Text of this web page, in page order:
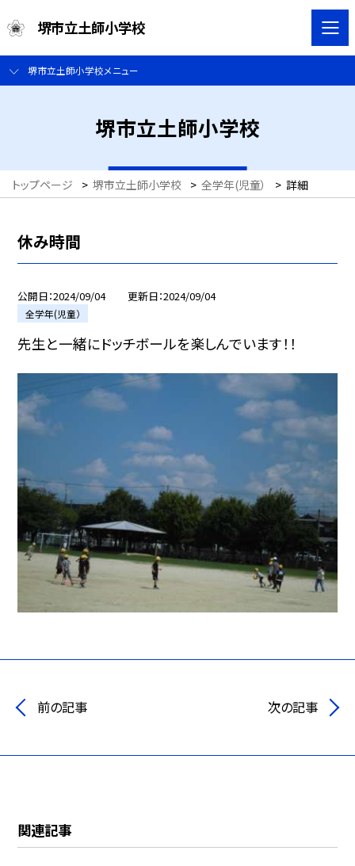
堺市立土師小学校
堺市立土師小学校メニュー
堺市立土師小学校
トップページ > 堺市立土師小学校 > 全学年(児童） > 詳細
休み時間
公開日 2024/09/04 更新日 2024/09/04
全学年(児童）
先生と一緒にドッチボールを楽しんでいます！！
前の記事 次の記事
関連記事